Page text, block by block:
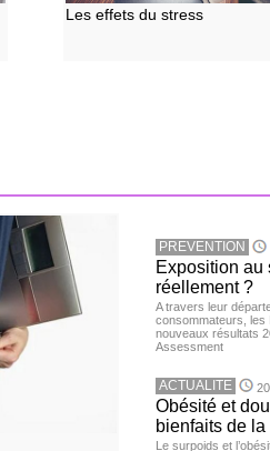
Les effets du stress
PREVENTION
Exposition au
réellement ?
A travers leur
consommateurs, les
nouveaux résultats
Assessment
ACTUALITE
Obésité et
bienfaits de
Le surpoids et